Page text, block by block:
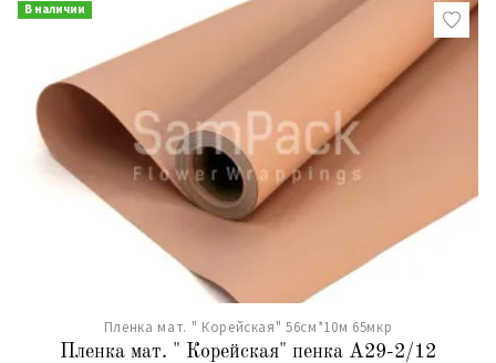
В наличии
Пленка мат. " Корейская" 56см*10м 65мкр
Пленка мат. " Корейская" пенка А29-2/12